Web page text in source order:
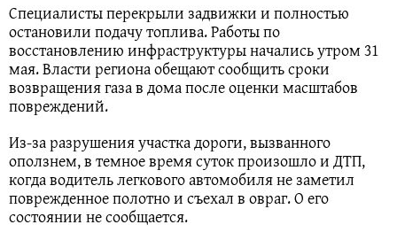
Специалисты перекрыли задвижки и полностью
остановили подачу топлива. Работы по
восстановлению инфраструктуры начались утром 31
мая. Власти региона обещают сообщить сроки
возвращения газа в дома после оценки масштабов
повреждений.
Из-за разрушения участка дороги, вызванного
оползнем, в темное время суток произошло и ДТП,
когда водитель легкового автомобиля не заметил
поврежденное полотно и съехал в овраг. О его
состоянии не сообщается.